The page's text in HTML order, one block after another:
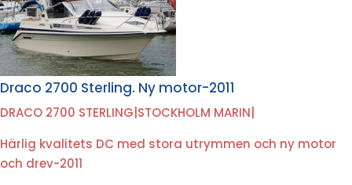
Draco 2700 Sterling. Ny motor-2011
DRACO 2700 STERLING STOCKHOLM MARIN
Härlig kvalitets DC med stora utrymmen och ny motor
och drev-2011